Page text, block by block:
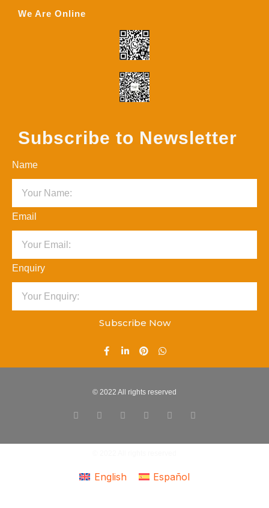
We Are Online
Subscribe to Newsletter
Name
Email
Enquiry
Subscribe Now
© 2022 All rights reserved
English Español